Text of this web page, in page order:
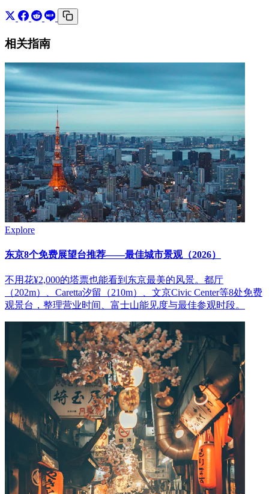
相关指南
Explore
东京8个免费展望台推荐——最佳城市景观（2026）
不用花¥2,000的塔票也能看到东京最美的风景。都厅
（202m）、Caretta汐留（210m）、文京Civic Center等8处免费
观景台，整理营业时间、富士山能见度与最佳参观时段。